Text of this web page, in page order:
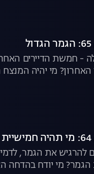
- חמשת הדיירים
מי יהיה
את הגמר,
הגמר? מי יודח בהדחה